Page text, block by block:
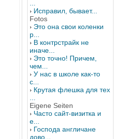
Исправил, бывает...
Fotos
Это она свои коленки
р...
В контрстрайк не
иначе...
Это точно! Причем,
чем...
У нас в школе как-то
с...
Крутая флешка для тех
Eigene Seiten
Часто сайт-визитка и
е...
Господа англичане
дово...